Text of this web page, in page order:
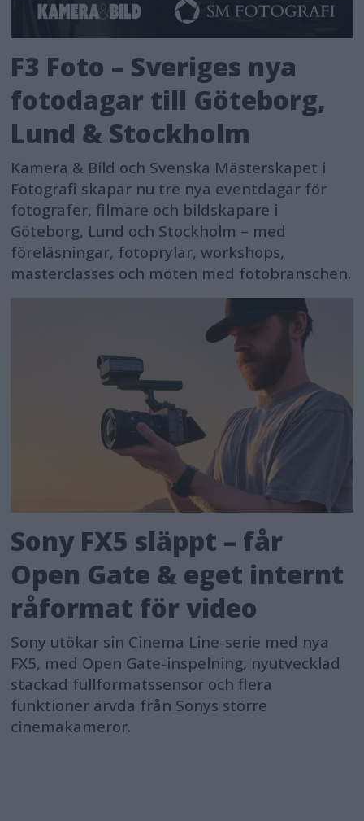
F3 Foto – Sveriges nya
fotodagar till Göteborg,
Lund & Stockholm
Kamera & Bild och Svenska Mästerskapet i
Fotografi skapar nu tre nya eventdagar för
fotografer, filmare och bildskapare i
Göteborg, Lund och Stockholm – med
föreläsningar, fotoprylar, workshops,
masterclasses och möten med fotobranschen.
Sony FX5 släppt – får
Open Gate & eget internt
råformat för video
Sony utökar sin Cinema Line-serie med nya
FX5, med Open Gate-inspelning, nyutvecklad
stackad fullformatssensor och flera
funktioner ärvda från Sonys större
cinemakameror.